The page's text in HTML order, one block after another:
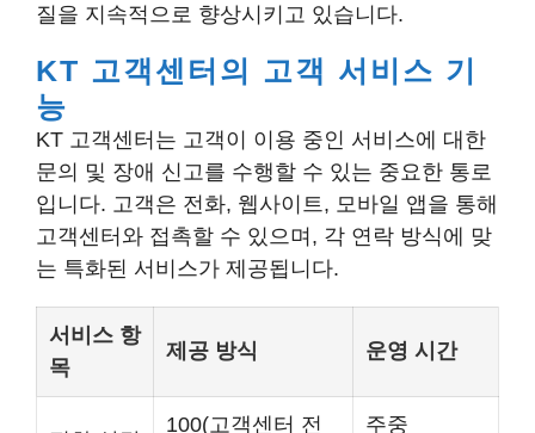
질을 지속적으로 향상시키고 있습니다.
KT 고객센터의 고객 서비스 기
능
KT 고객센터는 고객이 이용 중인 서비스에 대한
문의 및 장애 신고를 수행할 수 있는 중요한 통로
입니다. 고객은 전화, 웹사이트, 모바일 앱을 통해
고객센터와 접촉할 수 있으며, 각 연락 방식에 맞
는 특화된 서비스가 제공됩니다.
서비스 항
목
제공 방식 운영 시간
100(고객센터 전
주중